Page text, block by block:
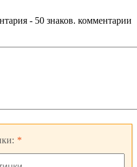
- 50 знаков. комментарии